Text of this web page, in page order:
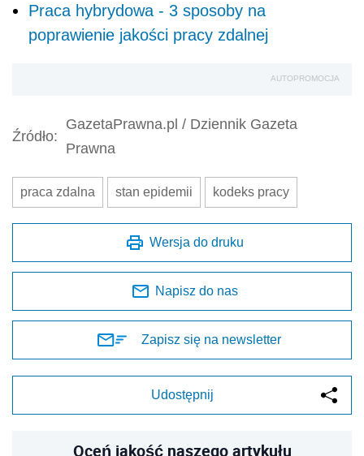
Praca hybrydowa - 3 sposoby na
poprawienie jakości pracy zdalnej
AUTOPROMOCJA
Źródło:
GazetaPrawna.pl / Dziennik Gazeta
Prawna
praca zdalna stan epidemii kodeks pracy
Wersja do druku
Napisz do nas
Zapisz się na newsletter
Udostępnij
Oceń jakość naszego artykułu